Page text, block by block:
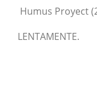
Humus Proyect
LENTAMENTE.
para